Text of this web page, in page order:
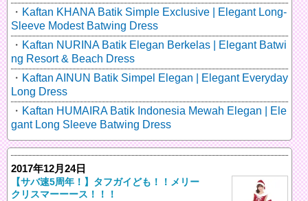
Kaftan KHANA Batik Simple Exclusive | Elegant Long-
Sleeve Modest Batwing Dress
Kaftan NURINA Batik Elegan Berkelas | Elegant Batwi
ng Resort & Beach Dress
Kaftan AINUN Batik Simpel Elegan | Elegant Everyday
Long Dress
Kaftan HUMAIRA Batik Indonesia Mewah Elegan | Ele
gant Long Sleeve Batwing Dress
2017年12月24日
【サバ速5周年！】タフガイども！！メリー
クリスマーーース！！！